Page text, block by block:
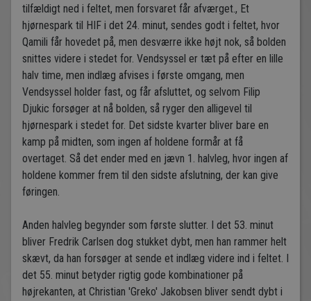
tilfældigt ned i feltet, men forsvaret får afværget., Et
hjørnespark til HIF i det 24. minut, sendes godt i feltet, hvor
Qamili får hovedet på, men desværre ikke højt nok, så bolden
snittes videre i stedet for. Vendsyssel er tæt på efter en lille
halv time, men indlæg afvises i første omgang, men
Vendsyssel holder fast, og får afsluttet, og selvom Filip
Djukic forsøger at nå bolden, så ryger den alligevel til
hjørnespark i stedet for. Det sidste kvarter bliver bare en
kamp på midten, som ingen af holdene formår at få
overtaget. Så det ender med en jævn 1. halvleg, hvor ingen af
holdene kommer frem til den sidste afslutning, der kan give
føringen.
Anden halvleg begynder som første slutter. I det 53. minut
bliver Fredrik Carlsen dog stukket dybt, men han rammer helt
skævt, da han forsøger at sende et indlæg videre ind i feltet. I
det 55. minut betyder rigtig gode kombinationer på
højrekanten, at Christian 'Greko' Jakobsen bliver sendt dybt i